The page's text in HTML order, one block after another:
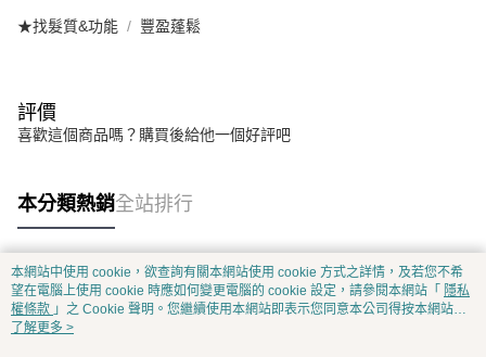
★找髮質&功能 豐盈蓬鬆
評價
喜歡這個商品嗎？購買後給他一個好評吧
本分類熱銷全站排行
熱門標籤
本網站中使用 cookie，欲查詢有關本網站使用 cookie 方式之詳情，及若您不希
望在電腦上使用 cookie 時應如何變更電腦的 cookie 設定，請參閱本網站「 隱私
權條款 」之 Cookie 聲明。您繼續使用本網站即表示您同意本公司得按本網站使
用條款之 Cookie 聲明使用 cookie。
了解更多 >